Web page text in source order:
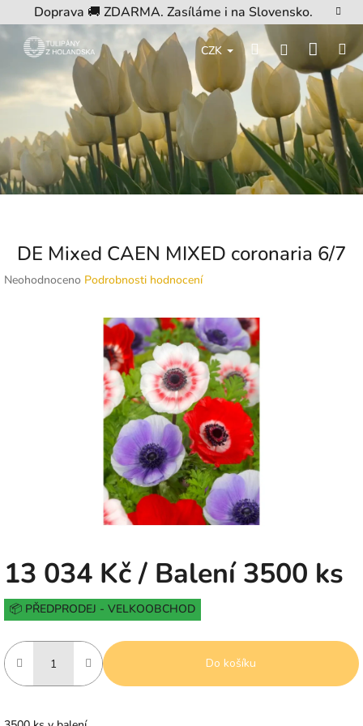
na
obsah
Doprava 🚚 ZDARMA. Zasíláme i na Slovensko.
CZK HledatPřihlášení
košík
DE Mixed CAEN MIXED coronaria 6/7
Průměrné
Neohodnoceno Podrobnosti hodnocení
13 034 Kč/ Balení 3500 ks
Měrná
cena:
📦 PŘEDPRODEJ - VELKOOBCHOD
Do košíku